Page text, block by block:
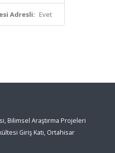
Adresli: Evet
Bilimsel Araştırma Projeleri
Giriş Katı, Ortahisar